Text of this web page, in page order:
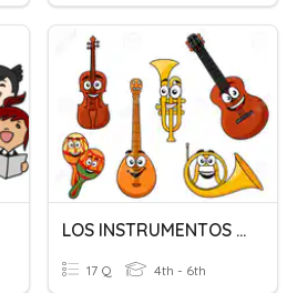
LOS INSTRUMENTOS DE LA ORQUESTA
17 Q 4th - 6th